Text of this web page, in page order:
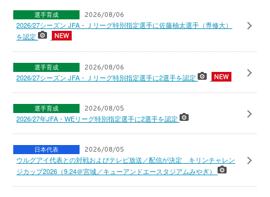
選手育成 2026/08/06
2026/27シーズン JFA・Ｊリーグ特別指定選手に佐藤柚太選手（専修大）
を認定
選手育成 2026/08/06
2026/27シーズン JFA・Ｊリーグ特別指定選手に2選手を認定
選手育成 2026/08/05
2026/27年JFA・WEリーグ特別指定選手に2選手を認定
日本代表 2026/08/05
ウルグアイ代表との対戦およびテレビ放送／配信が決定 キリンチャレン
ジカップ2026（9.24＠宮城／キューアンドエースタジアムみやぎ）